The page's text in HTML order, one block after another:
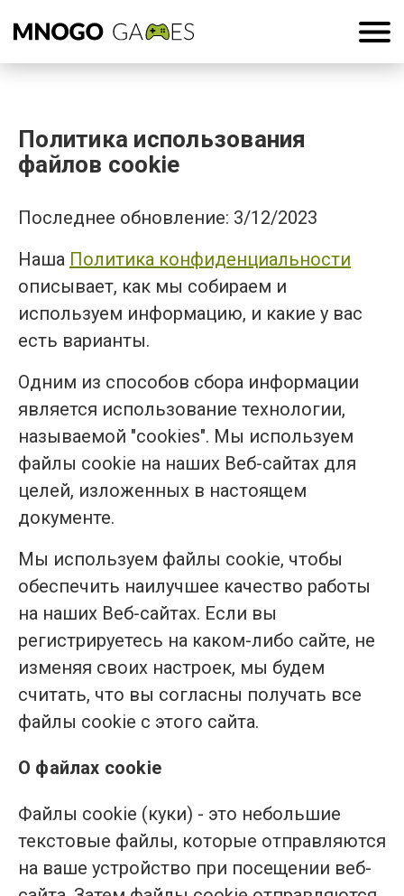
Политика использования
файлов cookie
Последнее обновление: 3/12/2023
Наша Политика конфиденциальности
описывает, как мы собираем и
используем информацию, и какие у вас
есть варианты.
Одним из способов сбора информации
является использование технологии,
называемой "cookies". Мы используем
файлы cookie на наших Веб-сайтах для
целей, изложенных в настоящем
документе.
Мы используем файлы cookie, чтобы
обеспечить наилучшее качество работы
на наших Веб-сайтах. Если вы
регистрируетесь на каком-либо сайте, не
изменяя своих настроек, мы будем
считать, что вы согласны получать все
файлы cookie с этого сайта.
О файлах cookie
Файлы cookie (куки) - это небольшие
текстовые файлы, которые отправляются
на ваше устройство при посещении веб-